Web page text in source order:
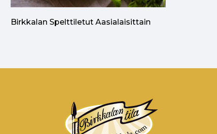
Birkkalan Spelttiletut Aasialaisittain